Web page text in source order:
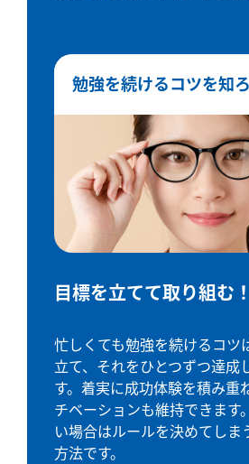
勉強を続けるコツを知
目標を立てて取り組む！
忙しくても勉強を続けるコツ
立て、それをひとつずつ達成
す。着実に成功体験を積み重
チベーションも維持できます
い場合はルールを決めてしま
方法です。